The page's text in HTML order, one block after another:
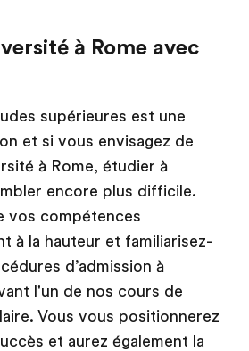
à Rome avec
supérieures est une
et si vous envisagez de
à Rome, étudier à
encore plus difficile.
vos compétences
à la hauteur et familiarisez-
d’admission à
l'un de nos cours de
Vous vous positionnerez
et aurez également la